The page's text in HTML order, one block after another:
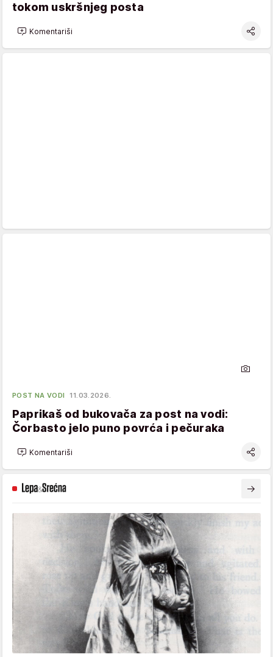
tokom uskršnjeg posta
Komentariši
POST NA VODI 11.03.2026.
Paprikaš od bukovača za post na vodi:
Čorbasto jelo puno povrća i pečuraka
Komentariši